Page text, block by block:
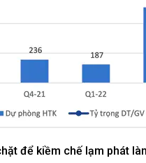
để kiềm chế lạm phát